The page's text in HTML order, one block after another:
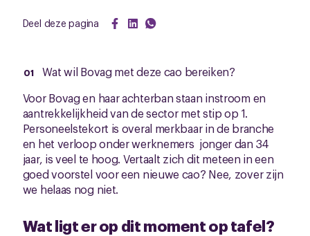
Deel deze pagina
Wat wil Bovag met deze cao bereiken?
Voor Bovag en haar achterban staan instroom en
aantrekkelijkheid van de sector met stip op 1.
Personeelstekort is overal merkbaar in de branche
en het verloop onder werknemers jonger dan 34
jaar, is veel te hoog. Vertaalt zich dit meteen in een
goed voorstel voor een nieuwe cao? Nee, zover zijn
we helaas nog niet.
Wat ligt er op dit moment op tafel?